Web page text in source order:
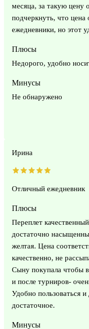
месяца, за такую цену
подчеркнуть, что цена
ежедневники, но этот
Плюсы
Недорого, удобно
Минусы
Не обнаружено
Ирина
Отличный ежедневник
Плюсы
Переплет
достаточно
желтая. Цена
качественно, не
Сыну покупала чтобы
и после турниров-
Удобно пользоваться и
достаточное.
Минусы